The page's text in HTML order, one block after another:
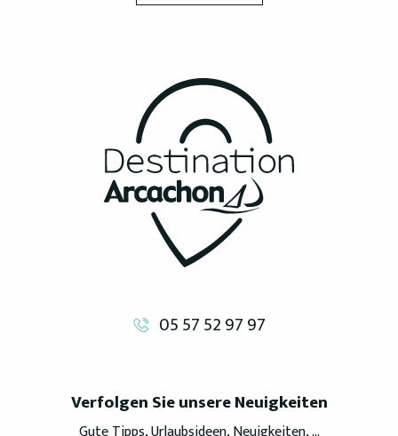
05 57 52 97 97
Verfolgen Sie unsere Neuigkeiten